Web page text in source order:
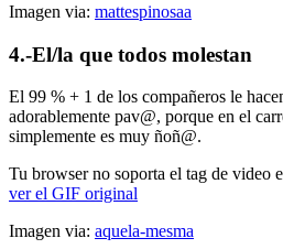
Imagen via: mattespinosaa
4.-El/la que todos molestan
El 99 % + 1 de los compañeros le
adorablemente pav@, porque en el
simplemente es muy ñoñ@.
Tu browser no soporta el tag de video
ver el GIF original
Imagen via: aquela-mesma